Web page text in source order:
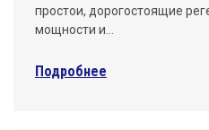
простои, дорогостоящие
мощности и…
Подробнее